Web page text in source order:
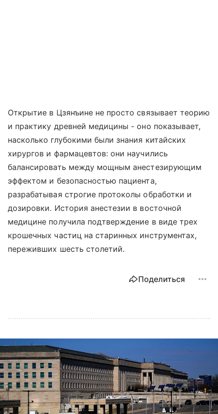
Открытие в Цзянъине не просто связывает теорию
и практику древней медицины - оно показывает,
насколько глубокими были знания китайских
хирургов и фармацевтов: они научились
балансировать между мощным анестезирующим
эффектом и безопасностью пациента,
разрабатывая строгие протоколы обработки и
дозировки. История анестезии в восточной
медицине получила подтверждение в виде трех
крошечных частиц на старинных инструментах,
переживших шесть столетий.
Поделиться